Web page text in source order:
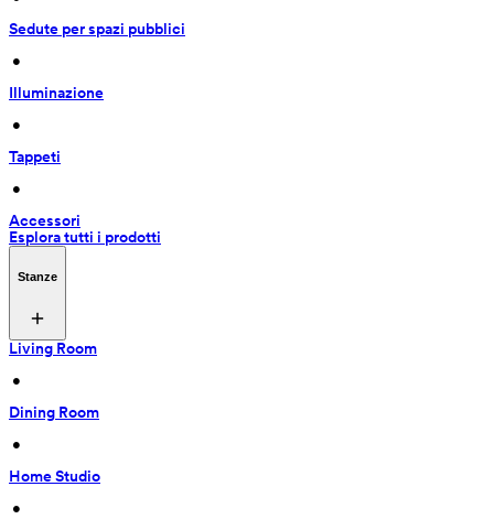
Sedute per spazi pubblici
•
Illuminazione
•
Tappeti
•
Accessori
Esplora tutti i prodotti
Stanze
Living Room
•
Dining Room
•
Home Studio
•